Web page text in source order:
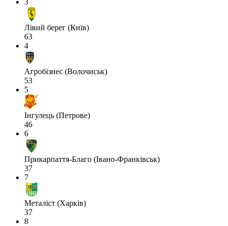
Лівий берег (Київ)
63
4
Агробізнес (Волочиськ)
53
5
Інгулець (Петрове)
46
6
Прикарпаття-Благо (Івано-Франківськ)
37
7
Металіст (Харків)
37
8